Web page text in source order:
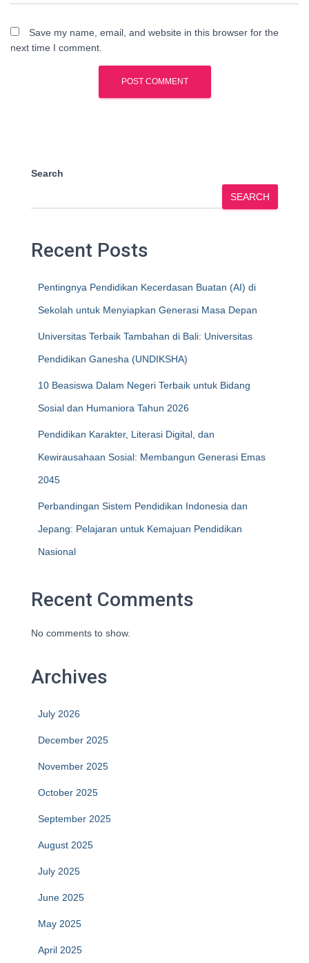
Save my name, email, and website in this browser for the
next time I comment.
Search
SEARCH
Recent Posts
Pentingnya Pendidikan Kecerdasan Buatan (AI) di
Sekolah untuk Menyiapkan Generasi Masa Depan
Universitas Terbaik Tambahan di Bali: Universitas
Pendidikan Ganesha (UNDIKSHA)
10 Beasiswa Dalam Negeri Terbaik untuk Bidang
Sosial dan Humaniora Tahun 2026
Pendidikan Karakter, Literasi Digital, dan
Kewirausahaan Sosial: Membangun Generasi Emas
2045
Perbandingan Sistem Pendidikan Indonesia dan
Jepang: Pelajaran untuk Kemajuan Pendidikan
Nasional
Recent Comments
No comments to show.
Archives
July 2026
December 2025
November 2025
October 2025
September 2025
August 2025
July 2025
June 2025
May 2025
April 2025